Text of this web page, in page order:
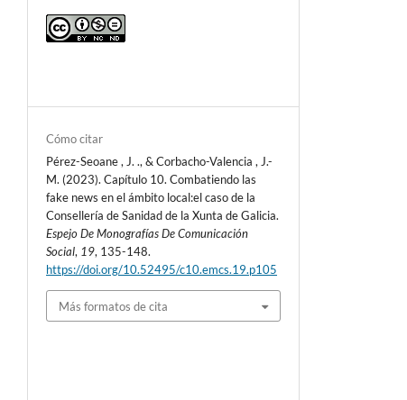
Cómo citar
Pérez-Seoane , J. ., & Corbacho-Valencia , J.-
M. (2023). Capítulo 10. Combatiendo las
fake news en el ámbito local:el caso de la
Consellería de Sanidad de la Xunta de Galicia.
Espejo De Monografías De Comunicación
Social, 19, 135-148.
https://doi.org/10.52495/c10.emcs.19.p105
Más formatos de cita